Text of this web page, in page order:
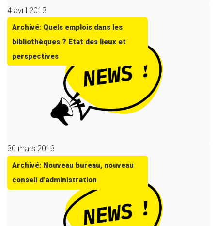
4 avril 2013
Archivé: Quels emplois dans les
bibliothèques ? Etat des lieux et
perspectives
30 mars 2013
Archivé: Nouveau bureau, nouveau
conseil d’administration